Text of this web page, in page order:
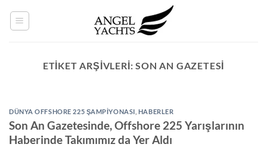
ETIKET ARŞIVLERI:SON AN GAZETESI
DÜNYA OFFSHORE 225 ŞAMPIYONASI HABERLER
Son An Gazetesinde, Offshore 225 Yarışlarının
Haberinde Takımımız da Yer Aldı